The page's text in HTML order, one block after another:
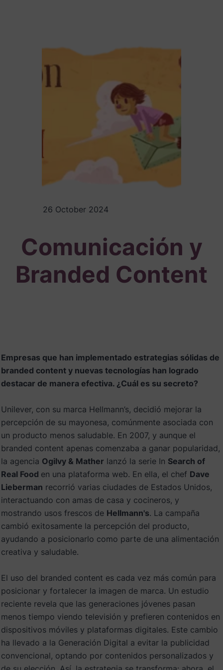
26 October 2024
Comunicación y
Branded Content
Empresas que han implementado estrategias sólidas de
branded content y nuevas tecnologías han logrado
destacar de manera efectiva. ¿Cuál es su secreto?
Unilever, con su marca Hellmann’s, decidió mejorar la
percepción de su mayonesa, comúnmente asociada con
un producto menos saludable. En 2007, y aunque el
branded content apenas comenzaba a ganar popularidad,
la agencia Ogilvy & Mather lanzó la serie In Search of
Real Food en una plataforma web. En ella, el chef Dave
Lieberman recorrió varias ciudades de Estados Unidos,
interactuando con amas de casa y cocineros, y
mostrando usos frescos de Hellmann's. La campaña
cambió exitosamente la percepción del producto,
ayudando a posicionarlo como parte de una alimentación
creativa y saludable.
El uso del branded content es cada vez más común para
posicionar y fortalecer la imagen de marca. Un estudio
reciente revela que las generaciones jóvenes pasan
menos tiempo viendo televisión y prefieren contenidos en
dispositivos móviles y plataformas digitales. Este cambio
ha llevado a la Generación Digital a evitar la publicidad
convencional, optando por contenidos personalizados y